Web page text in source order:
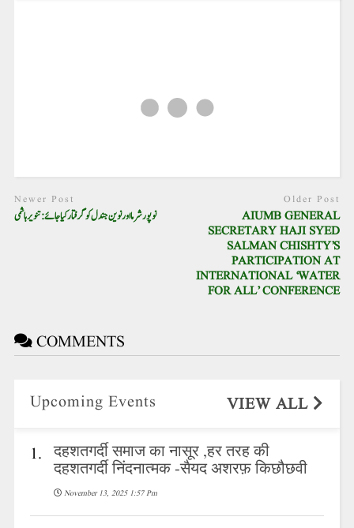
Newer Post
نوپور شرما اور نوین جندل کو گرفتار کیاجائے: تنویرہاشمی
Older Post
AIUMB GENERAL
SECRETARY HAJI SYED
SALMAN CHISHTY’S
PARTICIPATION AT
INTERNATIONAL ‘WATER
FOR ALL’ CONFERENCE
COMMENTS
Upcoming Events VIEW ALL
1. दहशतगर्दी समाज का नासूर ,हर तरह की
दहशतगर्दी निंदनात्मक -सैयद अशरफ़ किछौछवी
November 13, 2025 1:57 Pm